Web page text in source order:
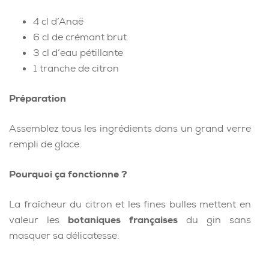
4 cl d’Anaë
6 cl de crémant brut
3 cl d’eau pétillante
1 tranche de citron
Préparation
Assemblez tous les ingrédients dans un grand verre
rempli de glace.
Pourquoi ça fonctionne ?
La fraîcheur du citron et les fines bulles mettent en
valeur les botaniques françaises du gin sans
masquer sa délicatesse.